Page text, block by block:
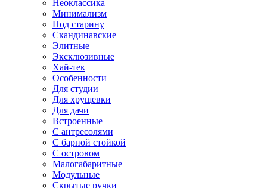
Неоклассика
Минимализм
Под старину
Скандинавские
Элитные
Эксклюзивные
Хай-тек
Особенности
Для студии
Для хрущевки
Для дачи
Встроенные
С антресолями
С барной стойкой
С островом
Малогабаритные
Модульные
Скрытые ручки